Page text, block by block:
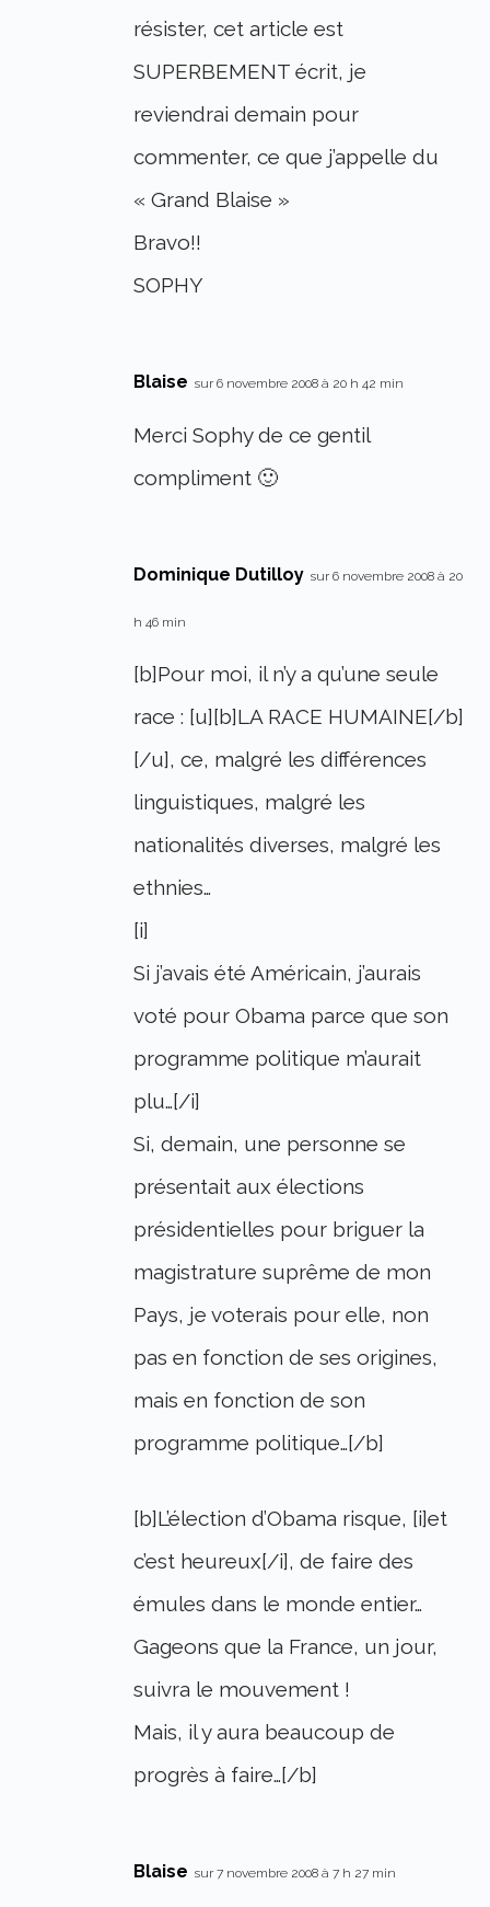
résister, cet article est
SUPERBEMENT écrit, je
reviendrai demain pour
commenter, ce que j’appelle du
« Grand Blaise »
Bravo!!
SOPHY
Blaise sur 6 novembre 2008 à 20 h 42 min
Merci Sophy de ce gentil
compliment 🙂
Dominique Dutilloy sur 6 novembre 2008 à 20
h 46 min
[b]Pour moi, il n’y a qu’une seule
race : [u][b]LA RACE HUMAINE[/b]
[/u], ce, malgré les différences
linguistiques, malgré les
nationalités diverses, malgré les
ethnies…
[i]
Si j’avais été Américain, j’aurais
voté pour Obama parce que son
programme politique m’aurait
plu…[/i]
Si, demain, une personne se
présentait aux élections
présidentielles pour briguer la
magistrature suprême de mon
Pays, je voterais pour elle, non
pas en fonction de ses origines,
mais en fonction de son
programme politique…[/b]
[b]L’élection d’Obama risque, [i]et
c’est heureux[/i], de faire des
émules dans le monde entier…
Gageons que la France, un jour,
suivra le mouvement !
Mais, il y aura beaucoup de
progrès à faire…[/b]
Blaise sur 7 novembre 2008 à 7 h 27 min